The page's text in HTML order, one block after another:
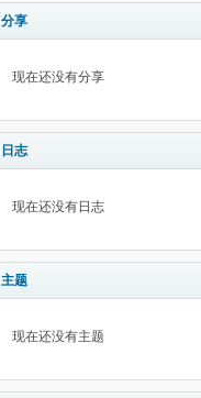
分享
现在还没有分享
日志
现在还没有日志
主题
现在还没有主题